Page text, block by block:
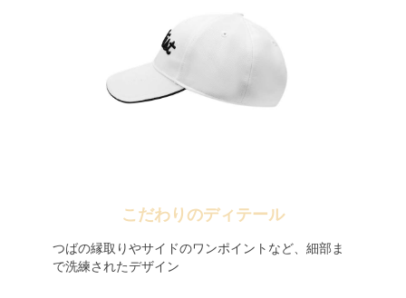
こだわりのディテール
つばの縁取りやサイドのワンポイントなど、細部ま
で洗練されたデザイン